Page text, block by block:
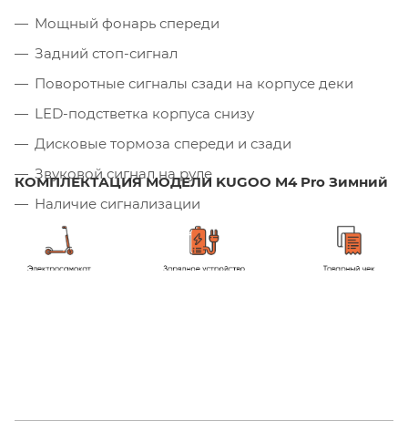
Мощный фонарь спереди
Задний стоп-сигнал
Поворотные сигналы сзади на корпусе деки
LED-подстветка корпуса снизу
Дисковые тормоза спереди и сзади
Звуковой сигнал на руле
Наличие сигнализации
КОМПЛЕКТАЦИЯ МОДЕЛИ KUGOO M4 Pro Зимний